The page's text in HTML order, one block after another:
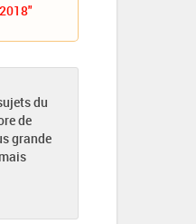
du
de
grande